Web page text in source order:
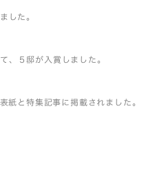
した。
、５邸が入賞しました。
紙と特集記事に掲載されました。